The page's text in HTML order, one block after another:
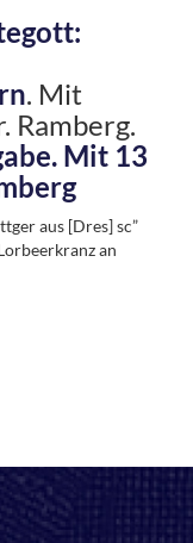
. Mit
Ramberg.
Mit 13
aus [Dres] sc”
an